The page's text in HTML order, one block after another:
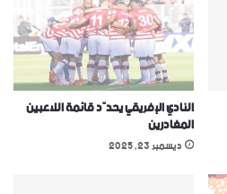
النادي الإفريقي يحدّد قائمة اللاعبين
المغادرين
ديسمبر 23, 2025